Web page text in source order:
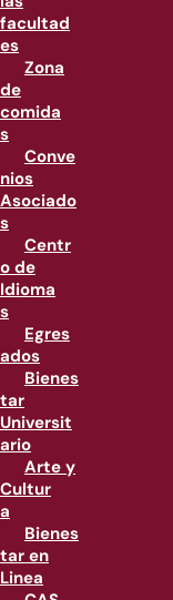
facultad
es
Zona
de
comida
s
Conve
nios
Asociado
s
Centr
o de
Idioma
s
Egres
ados
Bienes
tar
Universit
ario
Arte y
Cultur
a
Bienes
tar en
Linea